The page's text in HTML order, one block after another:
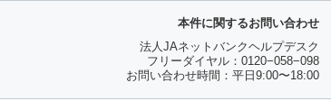
本件に関するお問い合わせ
法人JAネットバンクヘルプデスク
フリーダイヤル：0120−058−098
お問い合わせ時間：平日9:00〜18:00